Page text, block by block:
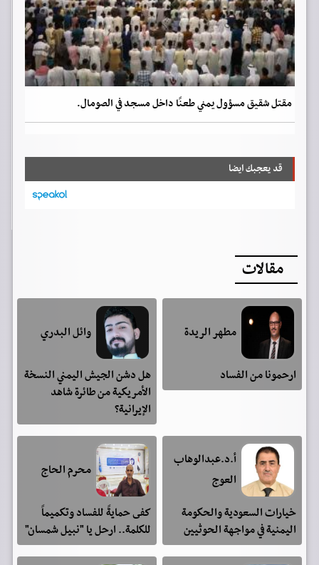
مقتل شقيق مسؤول يمني طعنًا داخل مسجد في الصومال.
قد يعجبك ايضا
مقالات
مطهر الريدة
ارحمونا من الفساد
وائل البدري
هل دشن الجيش اليمني النسخة
الأمريكية من طائرة شاهد
الإيرانية؟
أ.د.عبدالوهاب
العوج
خيارات السعودية والحكومة
اليمنية في مواجهة الحوثيين
محرم الحاج
كفى حمايةً للفساد وتكميماً
للكلمة.. ارحل يا "نبيل شمسان"